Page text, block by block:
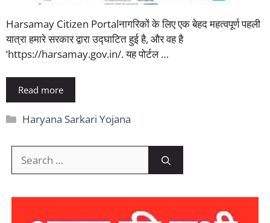
Harsamay Citizen Portalनागरिकों के लिए एक बेहद महत्वपूर्ण पहली
यात्रा हमारे सरकार द्वारा उद्घाटित हुई है, और वह है
‘https://harsamay.gov.in/. यह पोर्टल …
Read more
Categories
Haryana Sarkari Yojana
for: